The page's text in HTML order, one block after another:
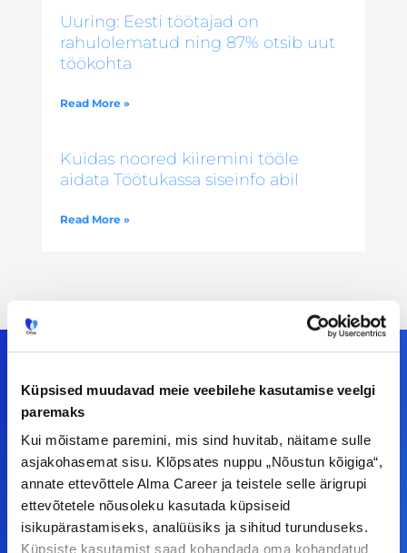
Küpsised muudavad meie veebilehe kasutamise veelgi
paremaks
Kui mõistame paremini, mis sind huvitab, näitame sulle
asjakohasemat sisu. Klõpsates nuppu „Nõustun kõigiga“,
annate ettevõttele Alma Career ja teistele selle ärigrupi
ettevõtetele nõusoleku kasutada küpsiseid
isikupärastamiseks, analüüsiks ja sihitud turunduseks.
Küpsiste kasutamist saad kohandada oma kohandatud
Uuring: Eesti töötajad on
rahulolematud ning 87% otsib uut
töökohta
Read More »
Kuidas noored kiiremini tööle
aidata Töötukassa siseinfo abil
Read More »
Tööelublogi.ee lehelt leiad kõik vajaliku, et olla
kursis tööturu uudistega. Kui sul on
ettepanekuid erinevate teemade osas või soovid
teha koostööd, siis võta meiega julgelt ühendust.